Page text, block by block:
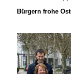
Bürgern frohe